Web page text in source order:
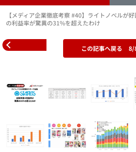
【メディア企業徹底考察 #40】ライトノベルが
の利益率が驚異の31%を超えたわけ
この記事へ戻る 8/